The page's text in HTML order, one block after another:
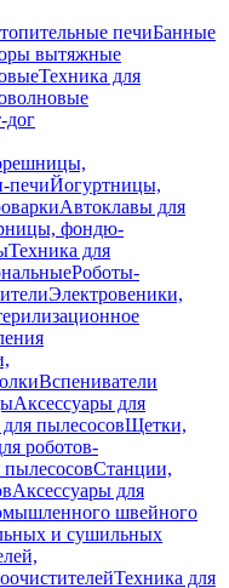
печиБанные
вытяжные
Техника для
дог
печиЙогуртницы,
Автоклавы для
фондю-
Техника для
Роботы-
Электровеники,
Вспениватели
Аксессуары для
пылесосовЩетки,
роботов-
Станции,
Аксессуары для
швейного
и сушильных
Техника для